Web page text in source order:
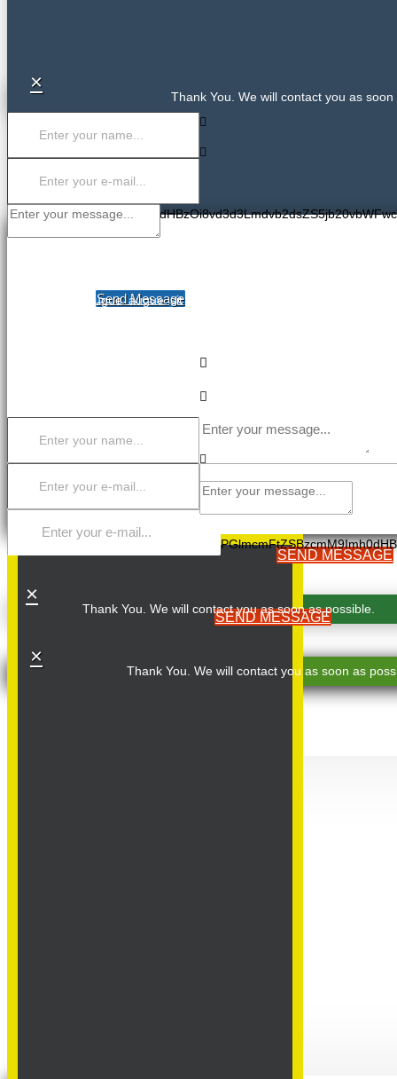
×
Thank You. We will contact you as
Send Message
SEND MESSAGE
×
Thank You. We will contact you as soon as
Dolor aliquet augue augue sit magnis, magna aenean aenean
SEND MESSAGE
×
Thank You. We will contact you as soon as possible.